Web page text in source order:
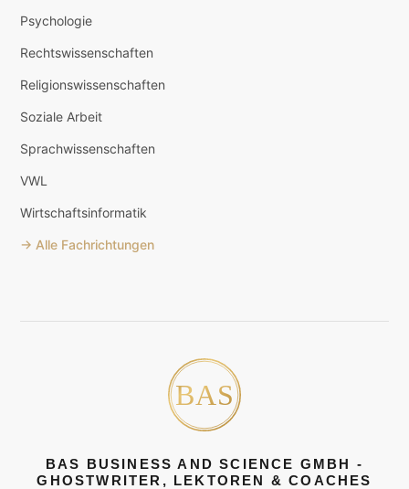
Psychologie
Rechtswissenschaften
Religionswissenschaften
Soziale Arbeit
Sprachwissenschaften
VWL
Wirtschaftsinformatik
→ Alle Fachrichtungen
BAS BUSINESS AND SCIENCE GMBH -
GHOSTWRITER, LEKTOREN & COACHES